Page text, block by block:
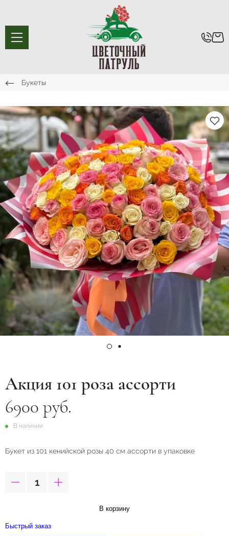
Букеты
Акция 101 роза ассорти
6900 руб.
В наличии
Букет из 101 кенийской розы 40 см ассорти в упаковке
В корзину
Быстрый заказ